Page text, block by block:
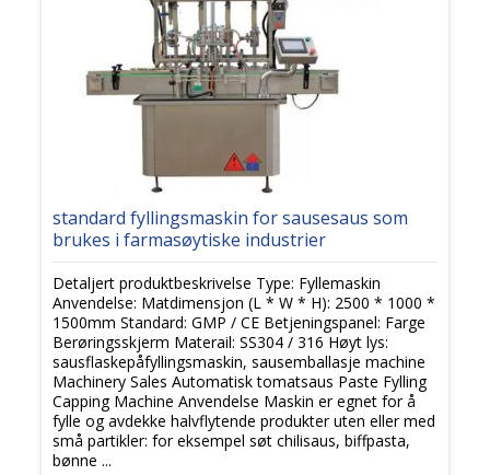
standard fyllingsmaskin for sausesaus som
brukes i farmasøytiske industrier
Detaljert produktbeskrivelse Type: Fyllemaskin
Anvendelse: Matdimensjon (L * W * H): 2500 * 1000 *
1500mm Standard: GMP / CE Betjeningspanel: Farge
Berøringsskjerm Materail: SS304 / 316 Høyt lys:
sausflaskepåfyllingsmaskin, sausemballasje machine
Machinery Sales Automatisk tomatsaus Paste Fylling
Capping Machine Anvendelse Maskin er egnet for å
fylle og avdekke halvflytende produkter uten eller med
små partikler: for eksempel søt chilisaus, biffpasta,
bønne ...